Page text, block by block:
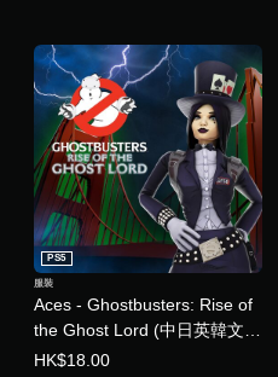
Aces - Ghostbusters: Rise of
the Ghost Lord (中日英韓文
版)
PS5
服裝
HK$18.00